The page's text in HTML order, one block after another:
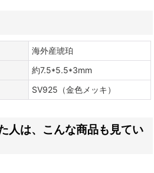
海外産琥珀
約7.5*5.5*3mm
SV925（金色メッキ）
人は、こんな商品も見てい